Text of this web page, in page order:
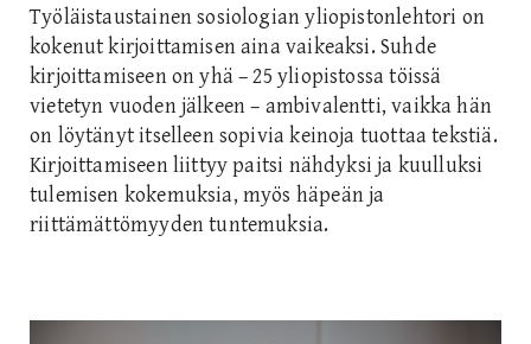
Työläistaustainen sosiologian yliopistonlehtori on
kokenut kirjoittamisen aina vaikeaksi. Suhde
kirjoittamiseen on yhä – 25 yliopistossa töissä
vietetyn vuoden jälkeen – ambivalentti, vaikka hän
on löytänyt itselleen sopivia keinoja tuottaa tekstiä.
Kirjoittamiseen liittyy paitsi nähdyksi ja kuulluksi
tulemisen kokemuksia, myös häpeän ja
riittämättömyyden tuntemuksia.